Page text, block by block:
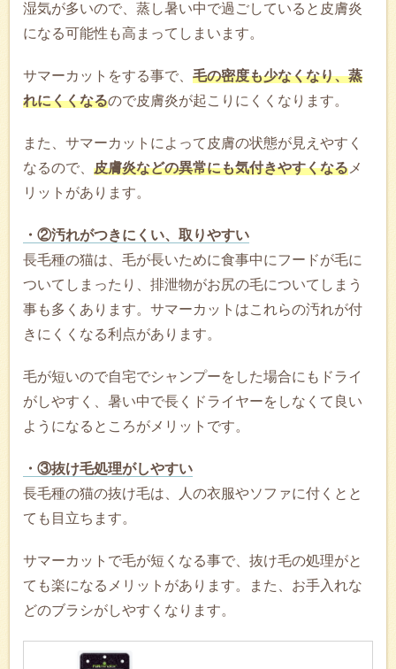
湿気が多いので、蒸し暑い中で過ごしていると皮膚炎
になる可能性も高まってしまいます。
サマーカットをする事で、 毛の密度も少なくなり、蒸
れにくくなるので皮膚炎が起こりにくくなります。
また、サマーカットによって皮膚の状態が見えやすく
なるので、 皮膚炎などの異常にも気付きやすくなる メ
リットがあります。
・②汚れがつきにくい、取りやすい
長毛種の猫は、毛が長いために食事中にフードが毛に
ついてしまったり、排泄物がお尻の毛についてしまう
事も多くあります。サマーカットはこれらの汚れが付
きにくくなる利点があります。
毛が短いので自宅でシャンプーをした場合にもドライ
がしやすく、暑い中で長くドライヤーをしなくて良い
ようになるところがメリットです。
・③抜け毛処理がしやすい
長毛種の猫の抜け毛は、人の衣服やソファに付くとと
ても目立ちます。
サマーカットで毛が短くなる事で、抜け毛の処理がと
ても楽になるメリットがあります。また、お手入れな
どのブラシがしやすくなります。